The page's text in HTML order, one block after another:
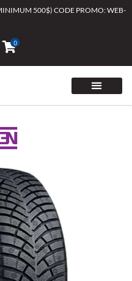
500$) CODE PROMO: WEB-
0